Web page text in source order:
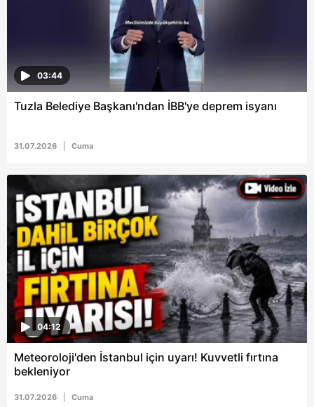
Çerezlere ilişkin tercihlerinizi aşağıda yer alan panel
vasıtasıyla belirleyebilirsiniz. Çerezlere ilişkin detaylı bilgi
için Ayarlar butonuna tıklayabilir,
Çerez Bilgilendirme
Metnimiziziyaret edebilirsiniz.
ilgili mevzuata uygun olarak kullanılan çerezlerle ilgili bilgi
03:44
Tuzla Belediye Başkanı'ndan İBB'ye deprem isyanı
31.07.2026 Cuma
04:12
Meteoroloji'den İstanbul için uyarı! Kuvvetli fırtına
bekleniyor
31.07.2026 Cuma